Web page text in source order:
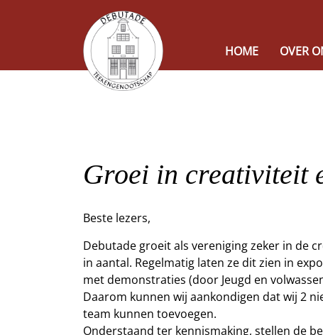
HOME OVER
Groei in creativiteit
Beste lezers,
Debutade groeit als vereniging zeker in de
in aantal. Regelmatig laten ze dit zien in
met demonstraties (door Jeugd en
Daarom kunnen wij aankondigen dat wij 2
team kunnen toevoegen.
Onderstaand ter kennismaking, stellen de